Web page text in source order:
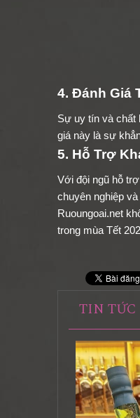
4. Đánh Giá
Sự uy tín và chất
giá này là sự
5. Hỗ Trợ
Với đội ngũ hỗ
chuyên nghiệp
Ruoungoai.net
trong mùa Tết
TIN